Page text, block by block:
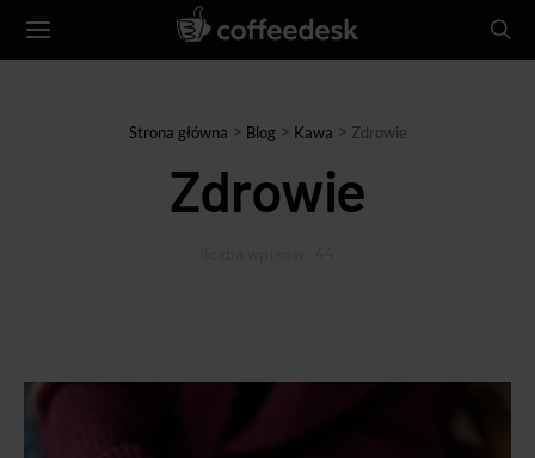
Strona główna > Blog> Kawa > Zdrowie
Zdrowie